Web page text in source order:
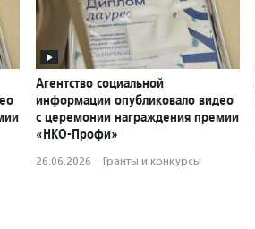
Агентство социальной
информации опубликовало видео
с церемонии награждения премии
«НКО-Профи»
26.06.2026 · Гранты и конкурсы